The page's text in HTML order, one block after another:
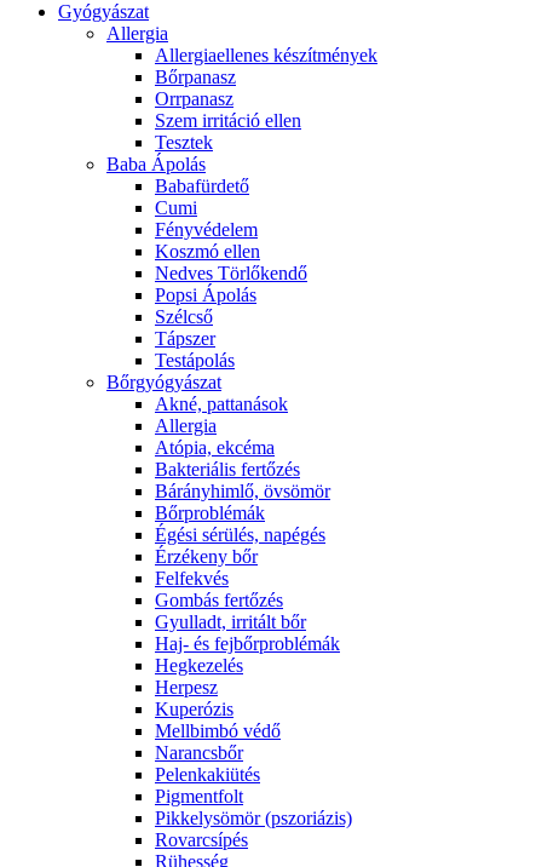
Gyógyászat
Allergia
Allergiaellenes készítmények
Bőrpanasz
Orrpanasz
Szem irritáció ellen
Tesztek
Baba Ápolás
Babafürdető
Cumi
Fényvédelem
Koszmó ellen
Nedves Törlőkendő
Popsi Ápolás
Szélcső
Tápszer
Testápolás
Bőrgyógyászat
Akné, pattanások
Allergia
Atópia, ekcéma
Bakteriális fertőzés
Bárányhimlő, övsömör
Bőrproblémák
Égési sérülés, napégés
Érzékeny bőr
Felfekvés
Gombás fertőzés
Gyulladt, irritált bőr
Haj- és fejbőrproblémák
Hegkezelés
Herpesz
Kuperózis
Mellbimbó védő
Narancsbőr
Pelenkakiütés
Pigmentfolt
Pikkelysömör (pszoriázis)
Rovarcsípés
Rühesség